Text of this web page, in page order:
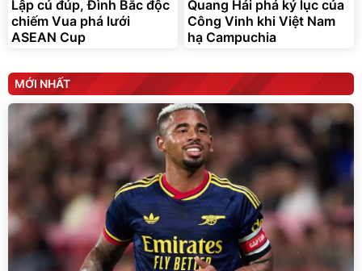
Lập cú đúp, Đình Bắc độc
chiếm Vua phá lưới
ASEAN Cup
Quang Hải phá kỷ lục của
Công Vinh khi Việt Nam
hạ Campuchia
MỚI NHẤT